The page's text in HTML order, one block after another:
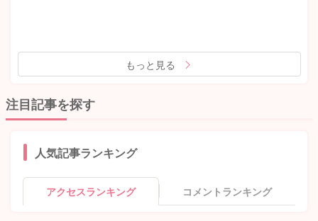
もっと見る
注目記事を探す
人気記事ランキング
アクセスランキング コメントランキング